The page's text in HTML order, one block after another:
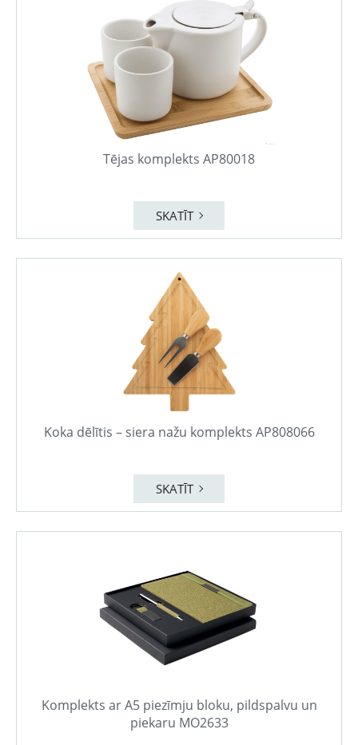
Tējas komplekts AP80018
SKATĪT
Koka dēlītis – siera nažu komplekts AP808066
SKATĪT
Komplekts ar A5 piezīmju bloku, pildspalvu un
piekaru MO2633